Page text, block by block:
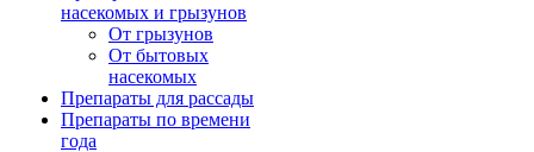
насекомых и грызунов
От грызунов
От бытовых
насекомых
Препараты для рассады
Препараты по времени
года